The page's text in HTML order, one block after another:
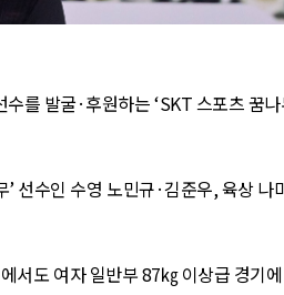
를 발굴·후원하는 ‘SKT스포츠 꿈
선수인 수영 노민규·김준우,육상 나
서도 여자 일반부87㎏ 이상급 경기